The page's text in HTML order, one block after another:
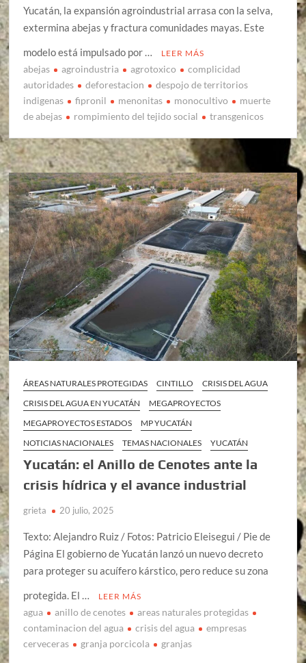
Yucatán, la expansión agroindustrial arrasa con la selva,
extermina abejas y fractura comunidades mayas. Este
modelo está impulsado por …
LEER MÁS
abejas agroindustria agrotoxico
complicidad
autoridades
deforestacion
despojo de territorios
indigenas
fipronil menonitas monocultivo
muerte
de abejas
rompimiento del tejido social transgenicos
ÁREAS NATURALES PROTEGIDAS CINTILLO
CRISIS DEL AGUA
CRISIS DEL AGUA EN YUCATÁN
MEGAPROYECTOS
MEGAPROYECTOS ESTADOS
MP YUCATÁN
NOTICIAS NACIONALES
TEMAS NACIONALES YUCATÁN
Yucatán: el Anillo de Cenotes ante la
crisis hídrica y el avance industrial
grieta 20 julio, 2025
Texto: Alejandro Ruiz / Fotos: Patricio Eleisegui / Pie de
Página El gobierno de Yucatán lanzó un nuevo decreto
para proteger su acuífero kárstico, pero reduce su zona
protegida. El …
LEER MÁS
agua anillo de cenotes
areas naturales protegidas
contaminacion del agua
crisis del agua
empresas
cerveceras
granja porcicola granjas